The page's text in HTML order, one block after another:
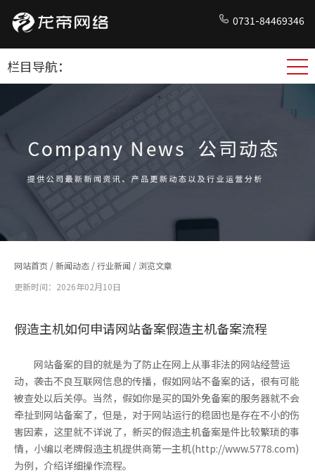
0731-84469346
栏目导航：
网站首页 /新闻动态 /行业新闻 / 浏览文章
更新时间：2026年02月10日
假造主机如何申请网站备案假造主机备案流程
网站备案的目的就是为了防止在网上从事非法的网站经营运
动，袭击不良互联网信息的传播，假如网站不备案的话，很有可能
被查处以后关停。当然，假如你是买的国外免备案的服务器就不会
牵扯到网站备案了，但是，对于网站运行的稳固也是存在不小的伤
害因素，这里就不详说了，新买的假造主机备案是件比较繁琐的事
情，小编以老牌假造主机提供商第一主机(http://www.5778.com)
为例，介绍详细操作流程。